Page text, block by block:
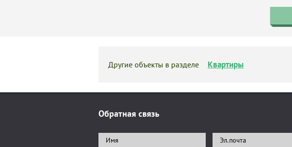
Другие объекты в разделе Квартиры
Обратная связь